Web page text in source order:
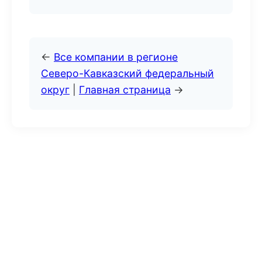
← Все компании в регионе
Северо-Кавказский федеральный
округ
Главная страница →